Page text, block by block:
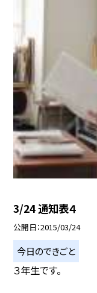
3/24 通知表４
公開日 2015/03/24
今日のできごと
３年生です。